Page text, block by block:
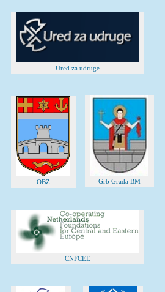
Ured za udruge
OBZ Grb Grada BM
CNFCEE